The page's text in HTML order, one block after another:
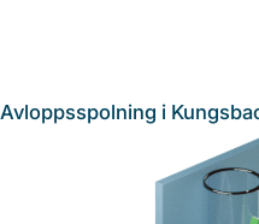
Avloppsspolning i